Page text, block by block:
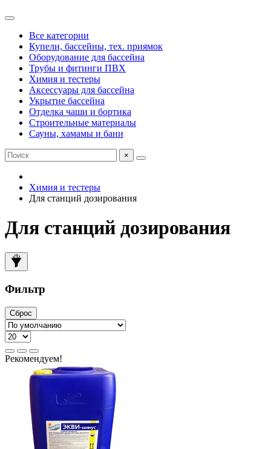
Все категории
Купели, бассейны, тех. приямок
Оборудование для бассейна
Трубы и фитинги ПВХ
Химия и тестеры
Аксессуары для бассейна
Укрытие бассейна
Отделка чаши и бортика
Строительные материалы
Сауны, хамамы и бани
×
Химия и тестеры
Для станций дозирования
Для станций дозирования
Фильтр
Сброс
Рекомендуем!